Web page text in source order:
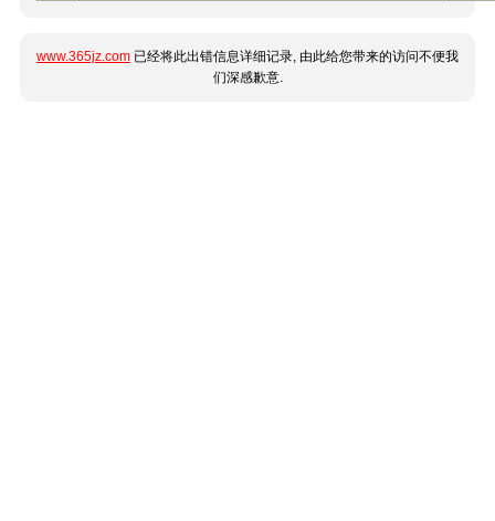
www.365jz.com 已经将此出错信息详细记录, 由此给您带来的访问不便我
们深感歉意.